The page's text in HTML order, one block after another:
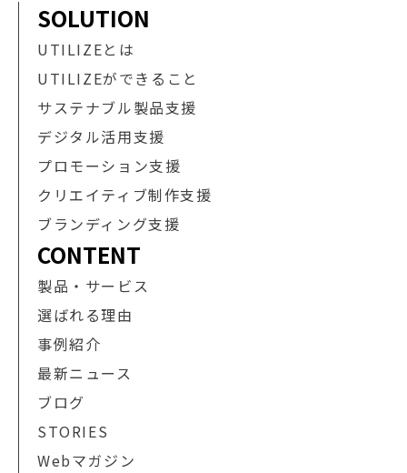
SOLUTION
UTILIZEとは
UTILIZEができること
サステナブル製品支援
デジタル活用支援
プロモーション支援
クリエイティブ制作支援
ブランディング支援
CONTENT
製品・サービス
選ばれる理由
事例紹介
最新ニュース
ブログ
STORIES
Webマガジン